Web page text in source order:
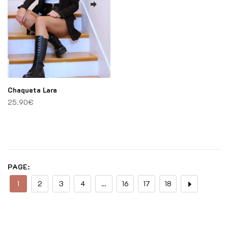
Chaqueta Lara
25.90€
PAGE:
1
2 3 4 … 16 17 18